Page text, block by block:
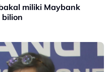
miliki Maybank
bilion